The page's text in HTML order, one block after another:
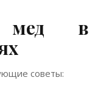
мед в
советы: